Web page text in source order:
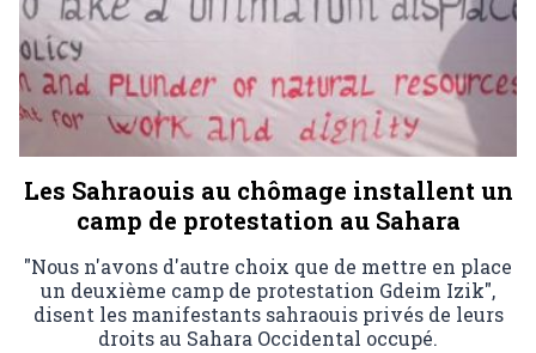
Les Sahraouis au chômage installent un
camp de protestation au Sahara
"Nous n'avons d'autre choix que de mettre en place
un deuxième camp de protestation Gdeim Izik",
disent les manifestants sahraouis privés de leurs
droits au Sahara Occidental occupé.